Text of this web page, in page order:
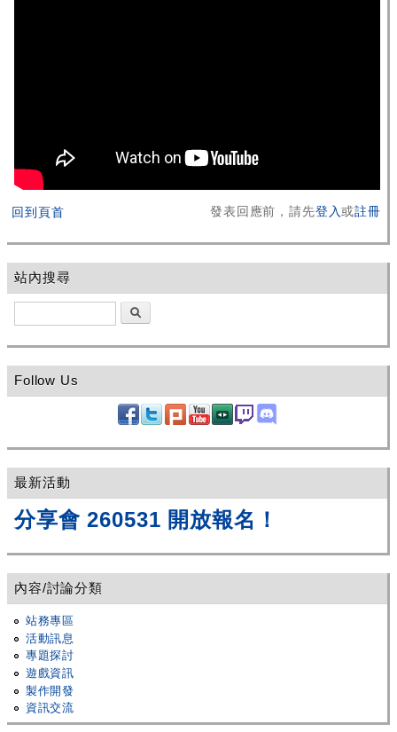
回到頁首 發表回應前，請先登入或註冊
站內搜尋
Follow Us
最新活動
分享會 260531 開放報名！
內容/討論分類
站務專區
活動訊息
專題探討
遊戲資訊
製作開發
資訊交流